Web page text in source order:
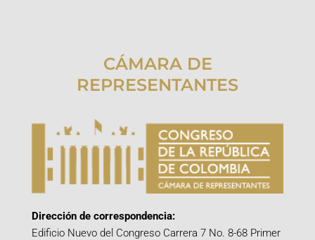
CÁMARA DE
REPRESENTANTES
Dirección de correspondencia:
Edificio Nuevo del Congreso Carrera 7 No. 8-68 Primer